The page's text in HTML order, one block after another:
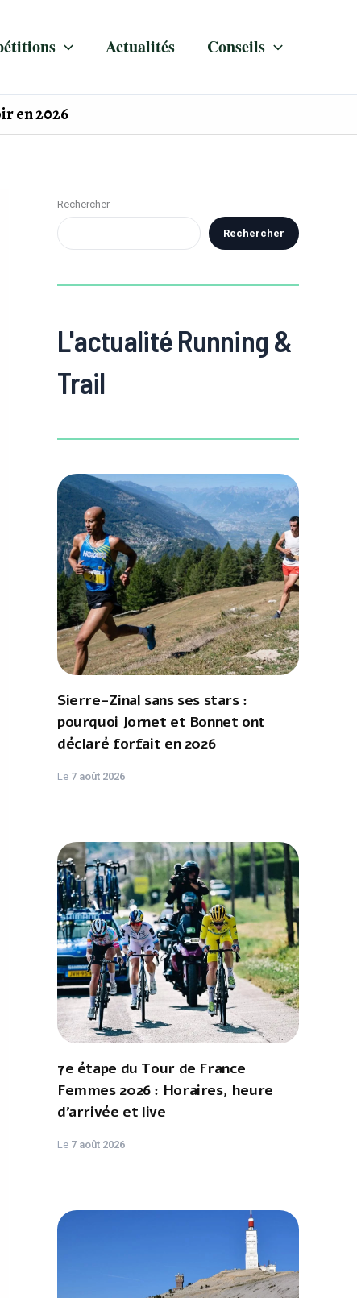
Actualités Conseils
en 2026
Rechercher
Rechercher
L'actualité Running &
Trail
Sierre-Zinal sans ses stars :
pourquoi Jornet et Bonnet ont
déclaré forfait en 2026
Le 7 août 2026
7e étape du Tour de France
Femmes 2026 : Horaires, heure
d'arrivée et live
Le 7 août 2026